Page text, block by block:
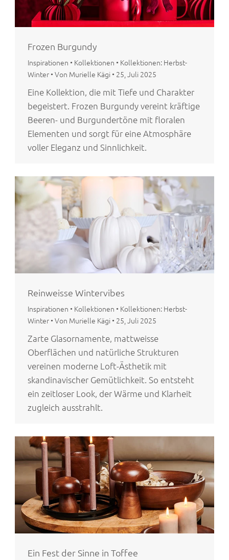
Frozen Burgundy
Inspirationen • Kollektionen • Kollektionen: Herbst-
Winter •Von Murielle Kägi • 25, Juli 2025
Eine Kollektion, die mit Tiefe und Charakter
begeistert. Frozen Burgundy vereint kräftige
Beeren- und Burgundertöne mit floralen
Elementen und sorgt für eine Atmosphäre
voller Eleganz und Sinnlichkeit.
Reinweisse Wintervibes
Inspirationen • Kollektionen • Kollektionen: Herbst-
Winter •Von Murielle Kägi • 25, Juli 2025
Zarte Glasornamente, mattweisse
Oberflächen und natürliche Strukturen
vereinen moderne Loft-Ästhetik mit
skandinavischer Gemütlichkeit. So entsteht
ein zeitloser Look, der Wärme und Klarheit
zugleich ausstrahlt.
Ein Fest der Sinne in Toffee